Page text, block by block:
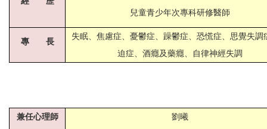
兒童青少年次專科研修醫師
專 長
失眠、焦慮症、憂鬱症、躁鬱症、恐慌症、思覺失調
迫症、酒癮及藥癮、自律神經失調
兼任心理師 劉曦